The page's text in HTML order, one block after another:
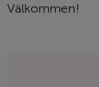
Välkommen!